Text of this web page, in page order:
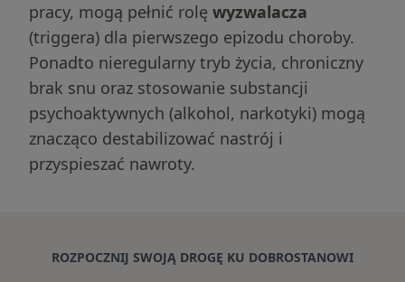
pracy, mogą pełnić rolę wyzwalacza
(triggera) dla pierwszego epizodu choroby.
Ponadto nieregularny tryb życia, chroniczny
brak snu oraz stosowanie substancji
psychoaktywnych (alkohol, narkotyki) mogą
znacząco destabilizować nastrój i
przyspieszać nawroty.
ROZPOCZNIJ SWOJĄ DROGĘ KU DOBROSTANOWI